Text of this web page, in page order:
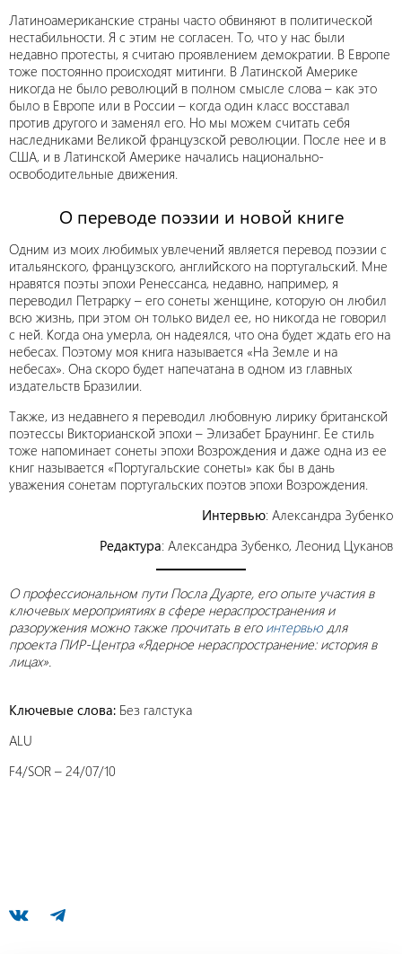
Латиноамериканские страны часто обвиняют в политической
нестабильности. Я с этим не согласен. То, что у нас были
недавно протесты, я считаю проявлением демократии. В Европе
тоже постоянно происходят митинги. В Латинской Америке
никогда не было революций в полном смысле слова – как это
было в Европе или в России – когда один класс восставал
против другого и заменял его. Но мы можем считать себя
наследниками Великой французской революции. После нее и в
США, и в Латинской Америке начались национально-
освободительные движения.
О переводе поэзии и новой книге
Одним из моих любимых увлечений является перевод поэзии с
итальянского, французского, английского на португальский. Мне
нравятся поэты эпохи Ренессанса, недавно, например, я
переводил Петрарку – его сонеты женщине, которую он любил
всю жизнь, при этом он только видел ее, но никогда не говорил
с ней. Когда она умерла, он надеялся, что она будет ждать его на
небесах. Поэтому моя книга называется «На Земле и на
небесах». Она скоро будет напечатана в одном из главных
издательств Бразилии.
Также, из недавнего я переводил любовную лирику британской
поэтессы Викторианской эпохи – Элизабет Браунинг. Ее стиль
тоже напоминает сонеты эпохи Возрождения и даже одна из ее
книг называется «Португальские сонеты» как бы в дань
уважения сонетам португальских поэтов эпохи Возрождения.
Интервью: Александра Зубенко
Редактура: Александра Зубенко, Леонид Цуканов
О профессиональном пути Посла Дуарте, его опыте участия в
ключевых мероприятиях в сфере нераспространения и
разоружения можно также прочитать в его интервьюдля
проекта ПИР-Центра «Ядерное нераспространение: история в
лицах».
Ключевые слова: Без галстука
ALU
F4/SOR – 24/07/10